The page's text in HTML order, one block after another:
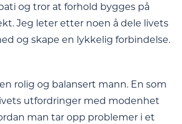
og tror at forhold bygges på
Jeg leter etter noen å dele livets
og skape en lykkelig forbindelse.
rolig og balansert mann. En som
utfordringer med modenhet
man tar opp problemer i et